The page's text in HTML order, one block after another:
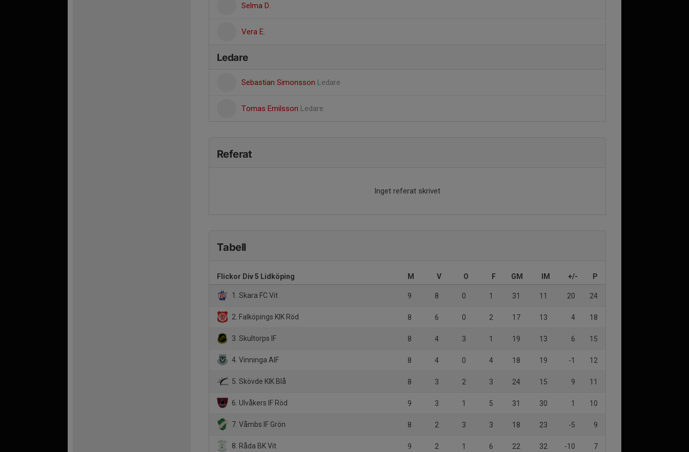
Selma D.
Vera E.
Ledare
Sebastian Simonsson Ledare
Tomas Emilsson Ledare
Referat
Inget referat skrivet
Tabell
Flickor Div 5 Lidköping M V O F GM IM +/- P
1. Skara FC Vit 9 8 0 1 31 11 20 24
2. Falköpings KIK Röd 8 6 0 2 17 13 4 18
3. Skultorps IF 8 4 3 1 19 13 6 15
4. Vinninga AIF 8 4 0 4 18 19 -1 12
5. Skövde KIK Blå 8 3 2 3 24 15 9 11
6. Ulvåkers IF Röd 9 3 1 5 31 30 1 10
7. Våmbs IF Grön 8 2 3 3 18 23 -5 9
8. Råda BK Vit 9 2 1 6 22 32 -10 7